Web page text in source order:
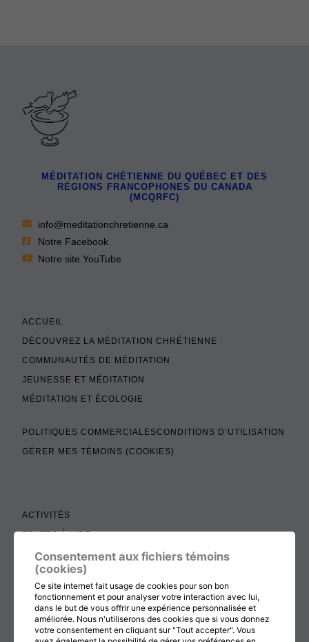
MÉDITATION CHÉTIENNE DU QUÉBEC ET DES
RÉGIONS FRANCOPHONES DU CANADA
(MCQRFC)
info@meditationchretienne.ca
Notre Facebook
Notre site YouTube
ACCUEIL
DÉCOUVREZ LA MÉDITATION CHRÉTIENNE
COMMUNAUTÉS DE MÉDITATION
JEUNESSE ET MÉDITATION
MÉDITATION ET ÉCOLOGIE
POLITIQUES COMMERCIALESCONDITIONS D’UTILISATION
GÉRER MES TÉMOINS (COOKIES)
ACTIVITÉS
TEXTES À LIRE
ADMINISTRATION
BOUTIQUE
COTISATION, RENOUVELLEMENT ET ÉCHOS
DON
CONTACTEZ-NOUS
Consentement aux fichiers témoins
(cookies)
Ce site internet fait usage de cookies pour son bon
fonctionnement et pour analyser votre interaction avec lui,
dans le but de vous offrir une expérience personnalisée et
améliorée. Nous n'utiliserons des cookies que si vous donnez
votre consentement en cliquant sur "Tout accepter". Vous